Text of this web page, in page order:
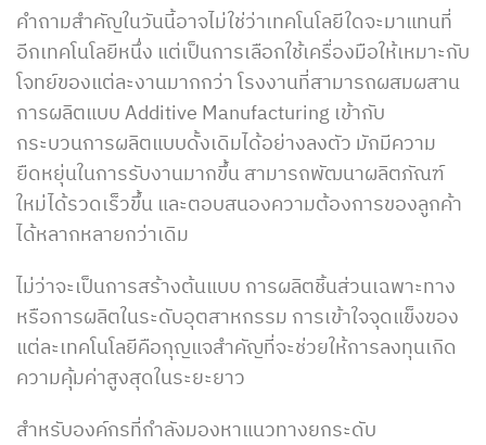
คำถามสำคัญในวันนี้อาจไม่ใช่ว่าเทคโนโลยีใดจะมาแทนที่
อีกเทคโนโลยีหนึ่ง แต่เป็นการเลือกใช้เครื่องมือให้เหมาะกับ
โจทย์ของแต่ละงานมากกว่า โรงงานที่สามารถผสมผสาน
การผลิตแบบ Additive Manufacturing เข้ากับ
กระบวนการผลิตแบบดั้งเดิมได้อย่างลงตัว มักมีความ
ยืดหยุ่นในการรับงานมากขึ้น สามารถพัฒนาผลิตภัณฑ์
ใหม่ได้รวดเร็วขึ้น และตอบสนองความต้องการของลูกค้า
ได้หลากหลายกว่าเดิม
ไม่ว่าจะเป็นการสร้างต้นแบบ การผลิตชิ้นส่วนเฉพาะทาง
หรือการผลิตในระดับอุตสาหกรรม การเข้าใจจุดแข็งของ
แต่ละเทคโนโลยีคือกุญแจสำคัญที่จะช่วยให้การลงทุนเกิด
ความคุ้มค่าสูงสุดในระยะยาว
สำหรับองค์กรที่กำลังมองหาแนวทางยกระดับ